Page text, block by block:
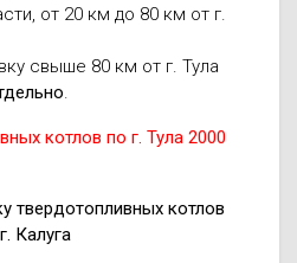
от 20 км до 80 км от г.
свыше 80 км от г. Тула
.
котлов по г. Тула 2000
твердотопливных котлов
Калуга